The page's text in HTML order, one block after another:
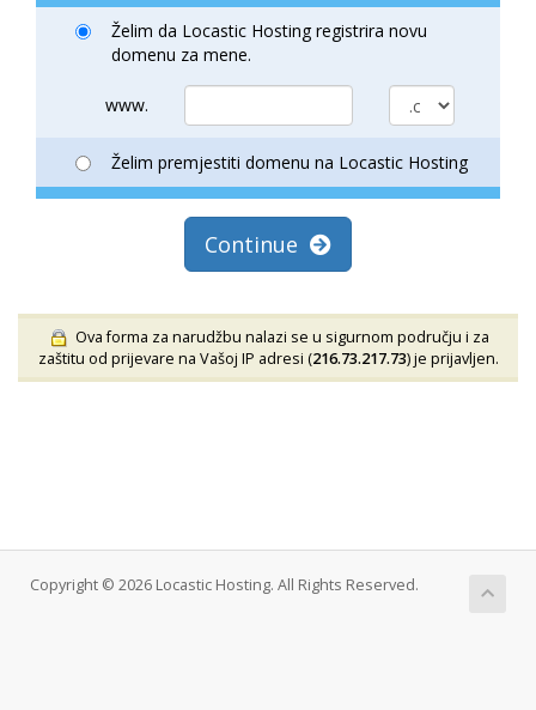
Želim da Locastic Hosting registrira novu
domenu za mene.
www.
Želim premjestiti domenu na Locastic Hosting
Continue
Ova forma za narudžbu nalazi se u sigurnom području i za
zaštitu od prijevare na Vašoj IP adresi (216.73.217.73) je prijavljen.
Copyright © 2026 Locastic Hosting. All Rights Reserved.